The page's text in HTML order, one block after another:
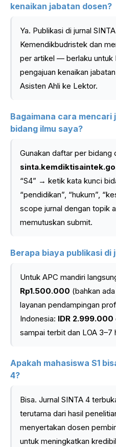
kenaikan jabatan dosen?
Ya. Publikasi di jurnal
Kemendikbudristek dan
per artikel — berlaku untuk
pengajuan kenaikan
Asisten Ahli ke Lektor.
Bagaimana cara mencari
bidang ilmu saya?
Gunakan daftar per bidang
“S4” → ketik kata kunci
“pendidikan”, “hukum”,
scope jurnal dengan topik
memutuskan submit.
Berapa biaya publikasi di
Untuk APC mandiri
Rp1.500.000 (bahkan
layanan pendampingan
Indonesia: IDR 2.999.000
sampai terbit dan LOA 3–7
Apakah mahasiswa S1
4?
Bisa. Jurnal SINTA 4
terutama dari hasil
menyertakan dosen
untuk meningkatkan